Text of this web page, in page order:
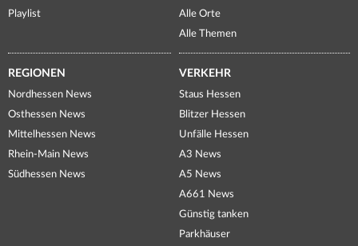
Playlist
Alle Orte
Alle Themen
REGIONEN
Nordhessen News
Osthessen News
Mittelhessen News
Rhein-Main News
Südhessen News
VERKEHR
Staus Hessen
Blitzer Hessen
Unfälle Hessen
A3 News
A5 News
A661 News
Günstig tanken
Parkhäuser